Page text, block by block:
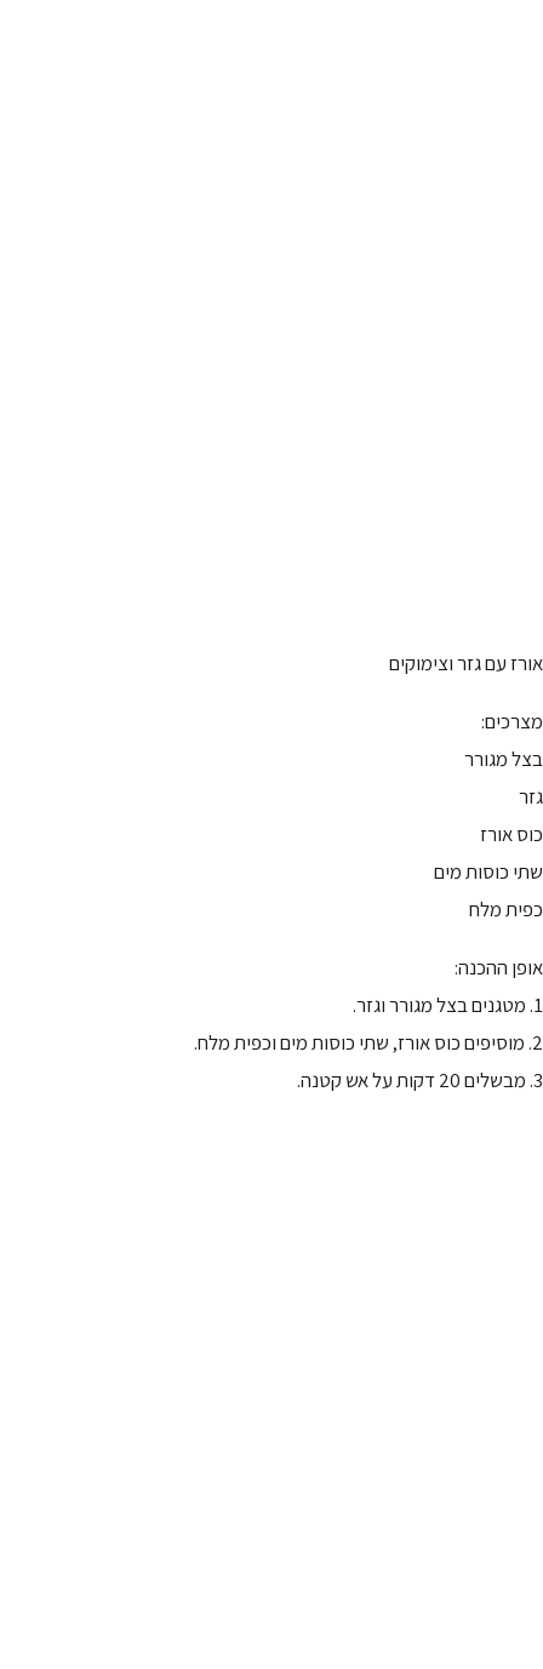
אורז עם גזר וצימוקים
מצרכים:
בצל מגורר
גזר
כוס אורז
שתי כוסות מים
כפית מלח
אופן ההכנה:
1. מטגנים בצל מגורר וגזר.
2. מוסיפים כוס אורז, שתי כוסות מים וכפית מלח.
3. מבשלים 20 דקות על אש קטנה.